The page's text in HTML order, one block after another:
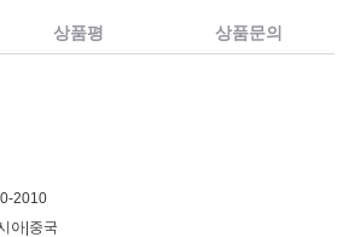
상품평 상품문의
2010
아|중국